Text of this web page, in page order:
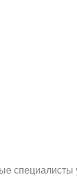
специалисты